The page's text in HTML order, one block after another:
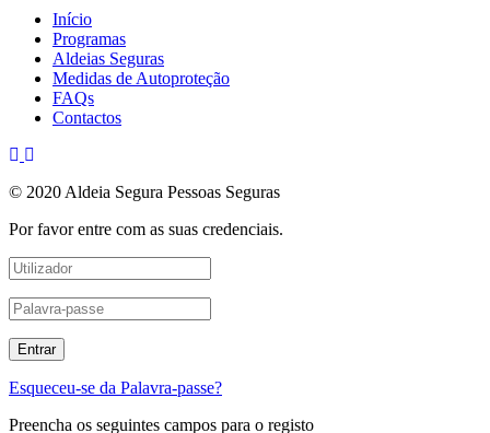
Início
Programas
Aldeias Seguras
Medidas de Autoproteção
FAQs
Contactos
© 2020 Aldeia Segura Pessoas Seguras
Por favor entre com as suas credenciais.
Esqueceu-se da Palavra-passe?
Preencha os seguintes campos para o registo